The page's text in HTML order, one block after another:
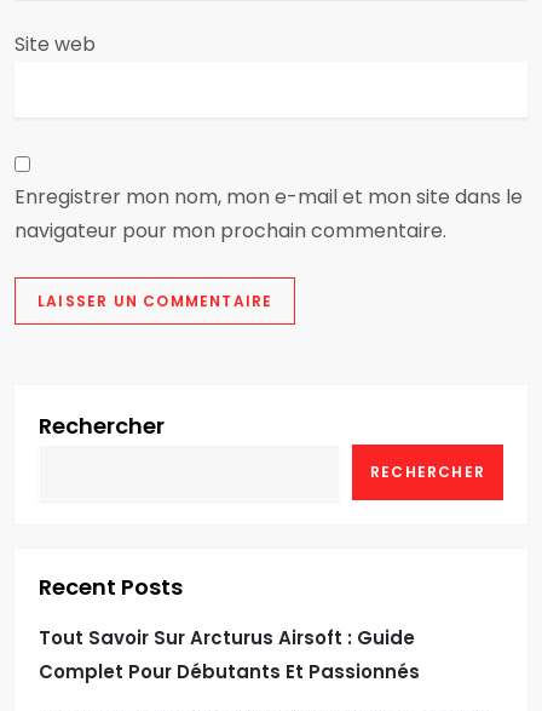
l
Site web
Enregistrer mon nom, mon e-mail et mon site dans le
navigateur pour mon prochain commentaire.
Rechercher
RECHERCHER
Recent Posts
Tout Savoir Sur Arcturus Airsoft : Guide
Complet Pour Débutants Et Passionnés